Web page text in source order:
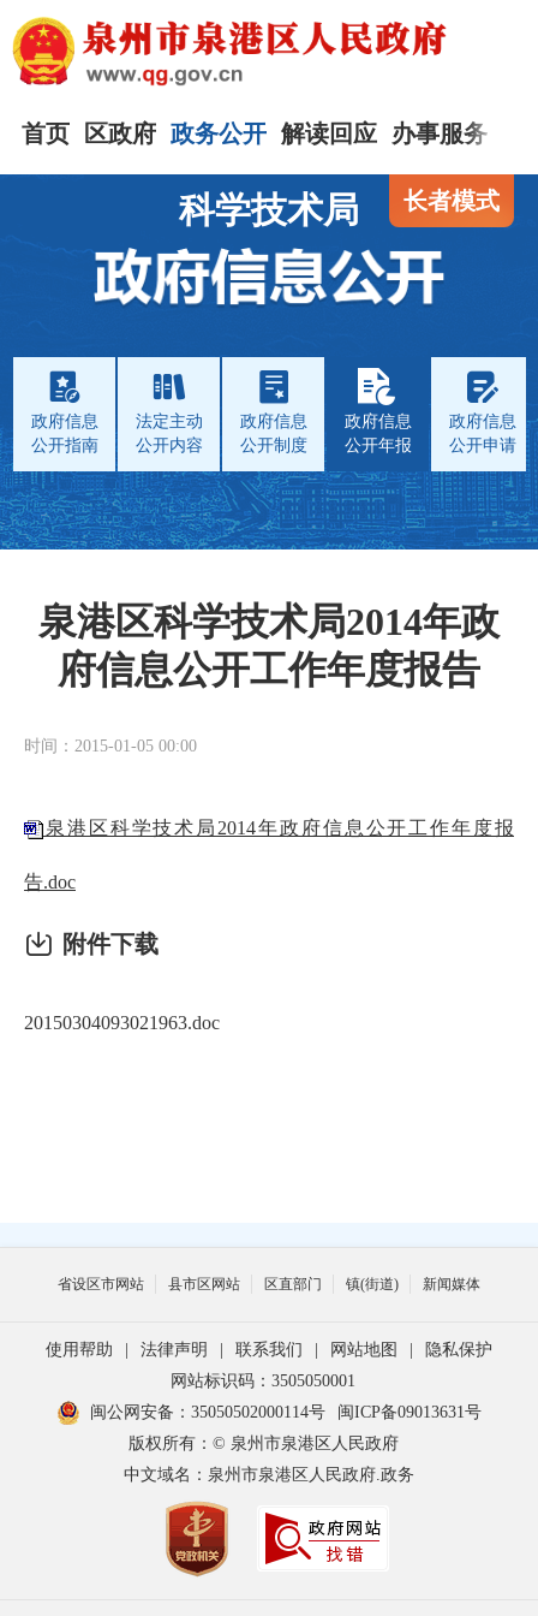
首页 区政府 政务公开 解读回应 办事服务
长者模式
科学技术局
政府信息
公开指南
法定主动
公开内容
政府信息
公开制度
政府信息
公开年报
政府信息
公开申请
泉港区科学技术局2014年政
府信息公开工作年度报告
时间：2015-01-05 00:00
泉港区科学技术局2014年政府信息公开工作年度报
告.doc
附件下载
20150304093021963.doc
省设区市网站 县市区网站 区直部门 镇(街道) 新闻媒体
使用帮助 | 法律声明 | 联系我们 | 网站地图 |
隐私保护
网站标识码：3505050001
闽公网安备：35050502000114号
闽ICP备09013631号
版权所有：© 泉州市泉港区人民政府
中文域名：泉州市泉港区人民政府.政务